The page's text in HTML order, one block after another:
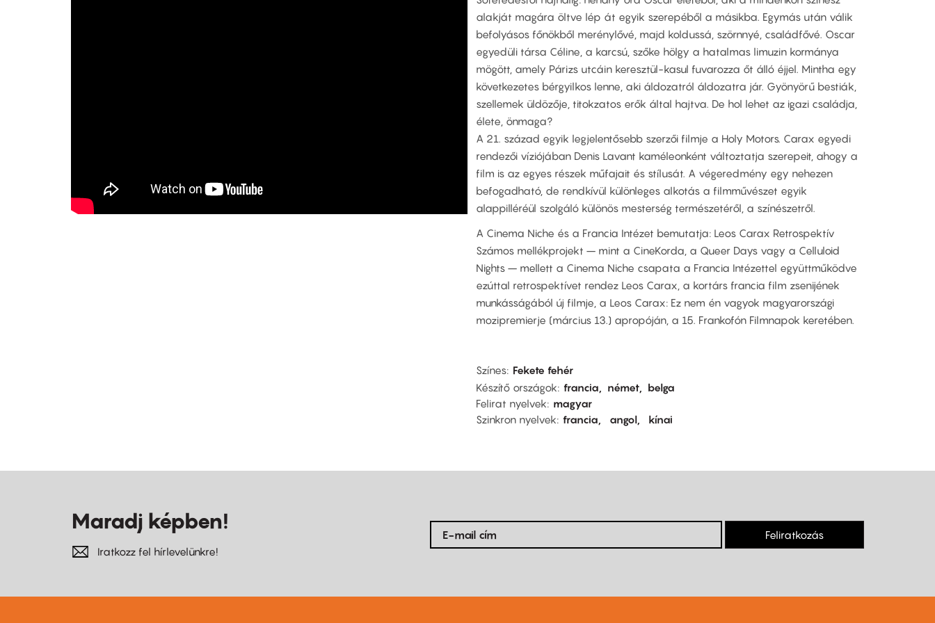
alakját magára öltve lép át egyik szerepéből a másikba. Egymás után válik
befolyásos főnökből merénylővé, majd koldussá, szörnnyé, családfővé. Oscar
egyedüli társa Céline, a karcsú, szőke hölgy a hatalmas limuzin kormánya
mögött, amely Párizs utcáin keresztül-kasul fuvarozza őt álló éjjel. Mintha egy
következetes bérgyilkos lenne, aki áldozatról áldozatra jár. Gyönyörű bestiák,
szellemek üldözője, titokzatos erők által hajtva. De hol lehet az igazi családja,
élete, önmaga?
A 21. század egyik legjelentősebb szerzői filmje a Holy Motors. Carax egyedi
rendezői víziójában Denis Lavant kaméleonként változtatja szerepeit, ahogy a
film is az egyes részek műfajait és stílusát. A végeredmény egy nehezen
befogadható, de rendkívül különleges alkotás a filmművészet egyik
alappilléréül szolgáló különös mesterség természetéről, a színészetről.
A Cinema Niche és a Francia Intézet bemutatja: Leos Carax Retrospektív
Számos mellékprojekt – mint a CineKorda, a Queer Days vagy a Celluloid
Nights – mellett a Cinema Niche csapata a Francia Intézettel együttműködve
ezúttal retrospektívet rendez Leos Carax, a kortárs francia film zsenijének
munkásságából új filmje, a Leos Carax: Ez nem én vagyok magyarországi
mozipremierje (március 13.) apropóján, a 15. Frankofón Filmnapok keretében.
Színes Fekete fehér
Készítő országok francia német
belga
Felirat nyelvek
magyar
Szinkron nyelvek francia angol kínai
Maradj képben!
Iratkozz fel hírlevelünkre!
Feliratkozás